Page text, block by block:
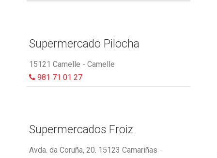
Supermercado Pilocha
15121 Camelle - Camelle
981 71 01 27
Supermercados Froiz
Avda. da Coruña, 20. 15123 Camariñas -